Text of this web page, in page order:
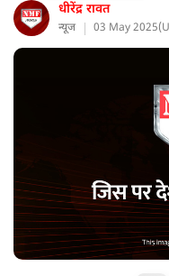
धीरेंद्र रावत
न्यूज 03 May 2025(